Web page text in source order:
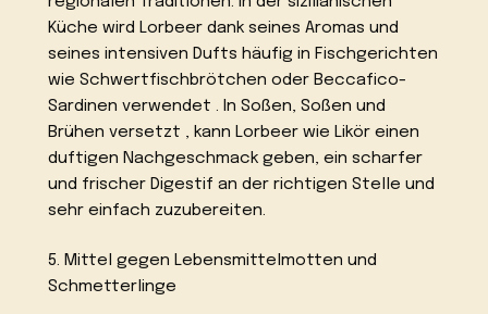
Küche wird Lorbeer dank seines Aromas und
seines intensiven Dufts häufig in Fischgerichten
wie Schwertfischbrötchen oder Beccafico-
Sardinen verwendet . In Soßen, Soßen und
Brühen versetzt , kann Lorbeer wie Likör einen
duftigen Nachgeschmack geben, ein scharfer
und frischer Digestif an der richtigen Stelle und
sehr einfach zuzubereiten.
5. Mittel gegen Lebensmittelmotten und
Schmetterlinge